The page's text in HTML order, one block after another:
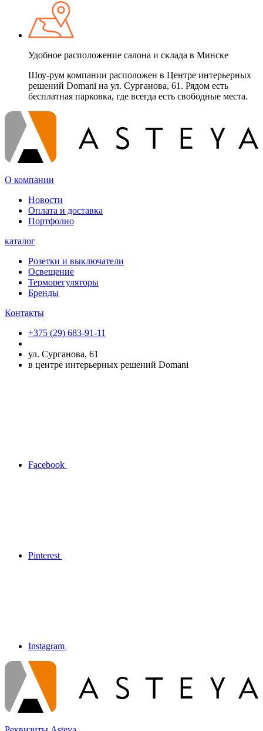
Удобное расположение салона и склада в Минске
Шоу-рум компании расположен в Центре интерьерных
решений Domani на ул. Сурганова, 61. Рядом есть
бесплатная парковка, где всегда есть свободные места.
О компании
Новости
Оплата и доставка
Портфолио
каталог
Розетки и выключатели
Освещение
Терморегуляторы
Бренды
Контакты
+375 (29) 683-91-11
ул. Сурганова, 61
в центре интерьерных решений Domani
Facebook
Pinterest
Instagram